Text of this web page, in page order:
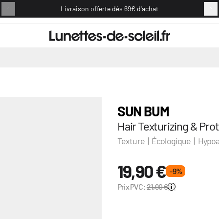
Livraison offerte dès 69€ d'achat
SUN BUM
Hair Texturizing &
Texture | Écologique |
19,90 € - 9 %
Prix PVC:21,90 €